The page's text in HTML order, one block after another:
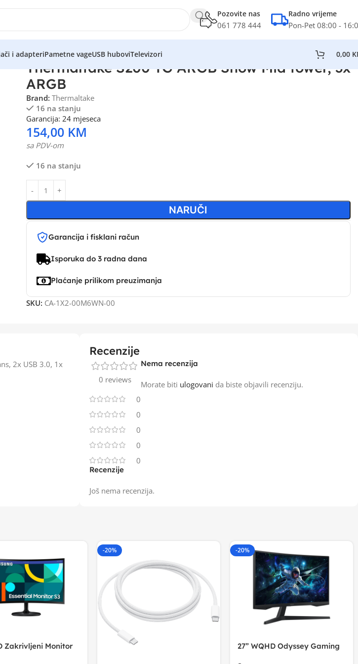
Pozovite nas
061 778 444
Radno vrijeme
Pon-Pet 08:00 -
i adapteriPametne vageUSB huboviTelevizori 0,00
Thermaltake S200 TG ARGB Snow Mid tower, 3x
ARGB
Brand: Thermaltake
16 na stanju
Garancija: 24 mjeseca
154,00 KM
sa PDV-om
16 na stanju
NARUČI
Garancija i fisklani račun
Isporuka do 3 radna dana
Plaćanje prilikom preuzimanja
SKU: CA-1X2-00M6WN-00
2x USB 3.0, 1x
Recenzije
0 reviews
0
0
0
0
0
Recenzije
Još nema recenzija.
Nema recenzija
Morate biti ulogovani da biste objavili recenziju.
Zakrivljeni Monitor
-20% -20%
27” WQHD Odyssey Gaming